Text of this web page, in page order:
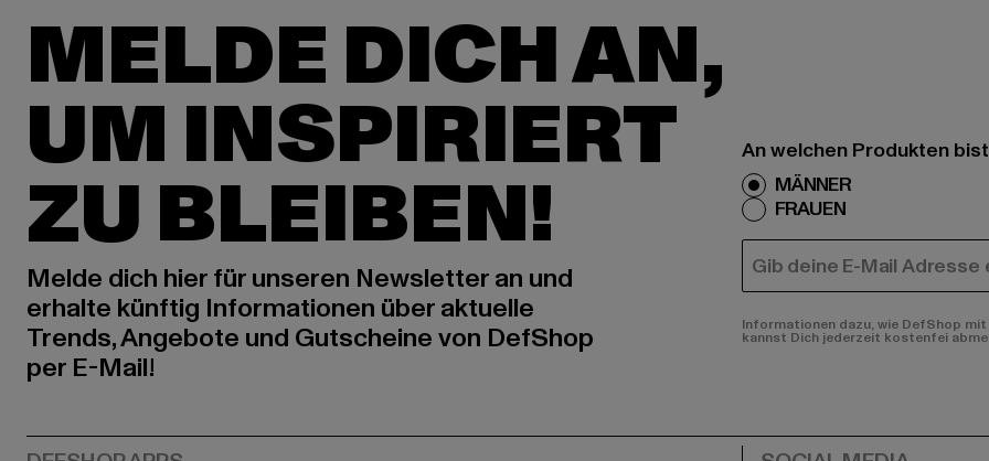
MELDE DICH AN,
UM INSPIRIERT
ZU BLEIBEN!
Melde dich hier für unseren Newsletter an und
erhalte künftig Informationen über aktuelle
Trends, Angebote und Gutscheine von DefShop
per E-Mail!
An welchen Produkten
MÄNNER
FRAUEN
E-MAIL
Informationen dazu, wie DefShop
kannst Dich jederzeit kostenfei